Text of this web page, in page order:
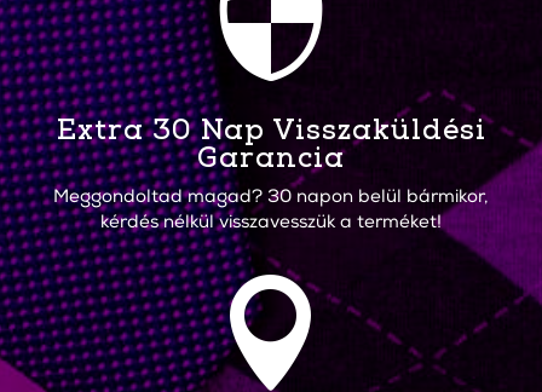
Extra 30 Nap Visszaküldési
Garancia
Meggondoltad magad? 30 napon belül bármikor,
kérdés nélkül visszavesszük a terméket!
